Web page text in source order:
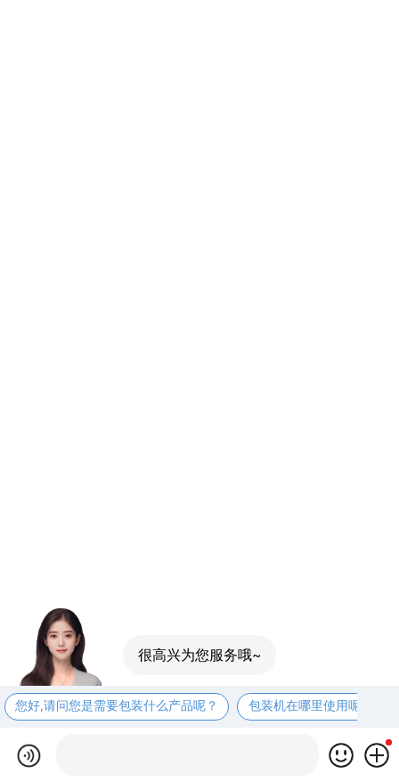
很高兴为您服务哦~
您好,请问您是需要包装什么产品呢？ 包装机在哪里使用呢？